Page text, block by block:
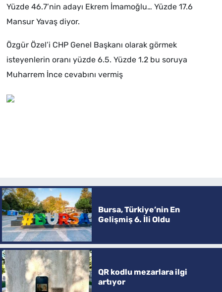
Yüzde 46.7’nin adayı Ekrem İmamoğlu… Yüzde 17.6
Mansur Yavaş diyor.
Özgür Özel’i CHP Genel Başkanı olarak görmek
isteyenlerin oranı yüzde 6.5. Yüzde 1.2 bu soruya
Muharrem İnce cevabını vermiş
Bursa, Türkiye’nin En
Gelişmiş 6. İli Oldu
QR kodlu mezarlara ilgi
artıyor